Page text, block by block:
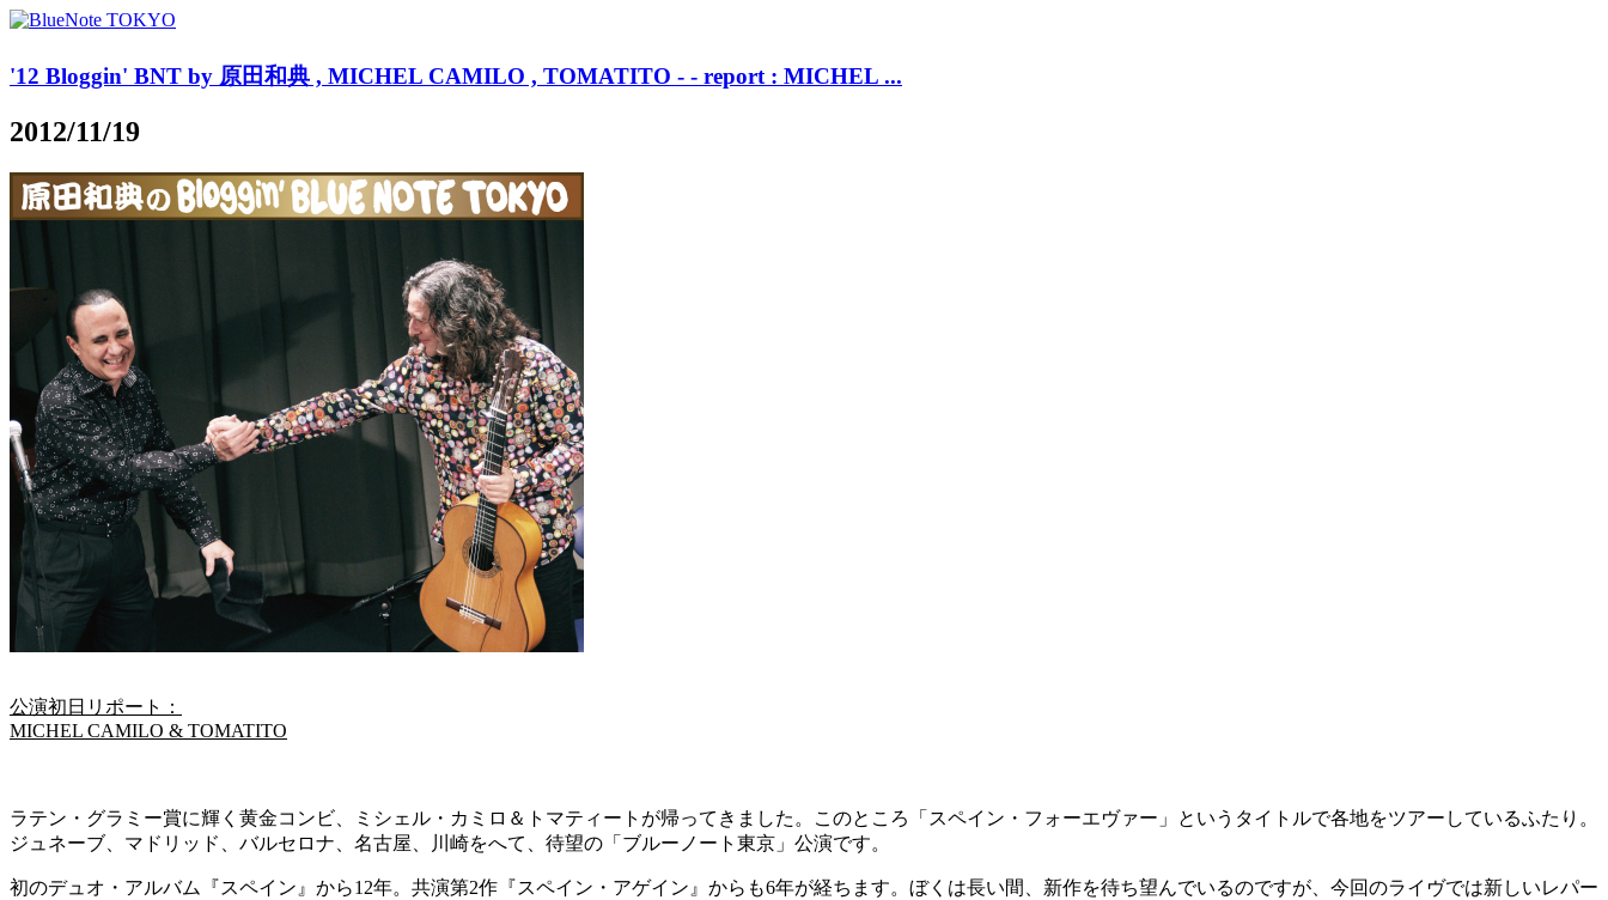
'12 Bloggin' BNT by 原田和典 , MICHEL CAMILO , TOMATITO - - report : MICHEL ...
2012/11/19
公演初日リポート：
MICHEL CAMILO & TOMATITO
ラテン・グラミー賞に輝く黄金コンビ、ミシェル・カミロ＆トマティートが帰ってきました。このところ「スペイン・フォーエヴァー」というタイトルで各地をツアーしているふたり。
ジュネーブ、マドリッド、バルセロナ、名古屋、川崎をへて、待望の「ブルーノート東京」公演です。
初のデュオ・アルバム『スペイン』から12年。共演第2作『スペイン・アゲイン』からも6年が経ちます。ぼくは長い間、新作を待ち望んでいるのですが、今回のライヴでは新しいレパー